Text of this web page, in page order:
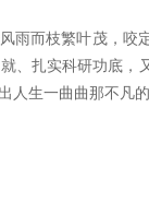
雨而枝繁叶茂，
、扎实科研功底
人生一曲曲那不凡